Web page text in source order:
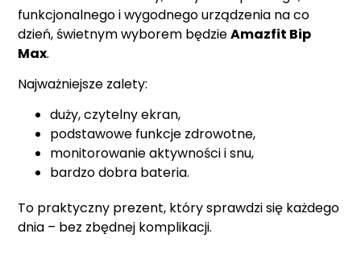
funkcjonalnego i wygodnego urządzenia na co
dzień, świetnym wyborem będzieAmazfit Bip
Max.
Najważniejsze zalety:
duży, czytelny ekran,
podstawowe funkcje zdrowotne,
monitorowanie aktywności i snu,
bardzo dobra bateria.
To praktyczny prezent, który sprawdzi się każdego
dnia – bez zbędnej komplikacji.